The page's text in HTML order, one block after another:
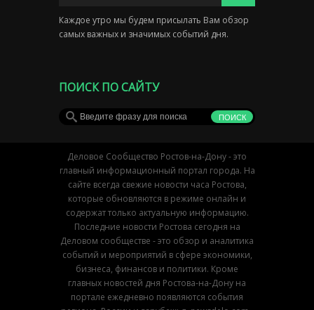
Каждое утро мы будем присылать Вам обзор
самых важных и значимых событий дня.
ПОИСК ПО САЙТУ
Деловое Сообщество Ростов-на-Дону - это
главный информационный портал города. На
сайте всегда свежие новости часа Ростова,
которые обновляются в режиме онлайн и
содержат только актуальную информацию.
Последние новости Ростова сегодня на
Деловом сообществе - это обзор и аналитика
событий и мероприятий в сфере экономики,
бизнеса, финансов и политики. Кроме
главных новостей дня Ростова-на-Дону на
портале ежедневно появляются события